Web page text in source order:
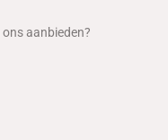
aanbieden?